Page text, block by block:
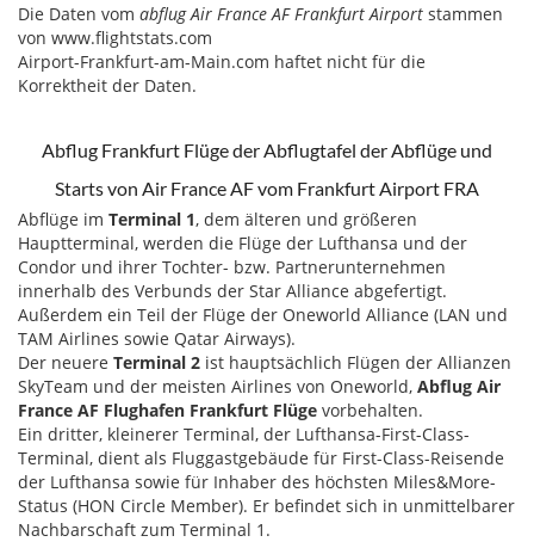
Die Daten vom abflug Air France AF Frankfurt Airport stammen
von www.flightstats.com
Airport-Frankfurt-am-Main.com haftet nicht für die
Korrektheit der Daten.
Abflug Frankfurt Flüge der Abflugtafel der Abflüge und
Starts von Air France AF vom Frankfurt Airport FRA
Abflüge im Terminal 1, dem älteren und größeren
Hauptterminal, werden die Flüge der Lufthansa und der
Condor und ihrer Tochter- bzw. Partnerunternehmen
innerhalb des Verbunds der Star Alliance abgefertigt.
Außerdem ein Teil der Flüge der Oneworld Alliance (LAN und
TAM Airlines sowie Qatar Airways).
Der neuere Terminal 2 ist hauptsächlich Flügen der Allianzen
SkyTeam und der meisten Airlines von Oneworld, Abflug Air
France AF Flughafen Frankfurt Flüge vorbehalten.
Ein dritter, kleinerer Terminal, der Lufthansa-First-Class-
Terminal, dient als Fluggastgebäude für First-Class-Reisende
der Lufthansa sowie für Inhaber des höchsten Miles&More-
Status (HON Circle Member). Er befindet sich in unmittelbarer
Nachbarschaft zum Terminal 1.